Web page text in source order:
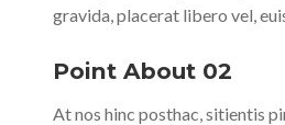
gravida, placerat libero vel,
Point About 02
At nos hinc posthac, sitientis